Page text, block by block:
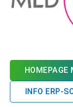
HOMEPAGE
INFO ERP-